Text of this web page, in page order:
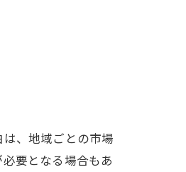
、地域ごとの市場
要となる場合もあ